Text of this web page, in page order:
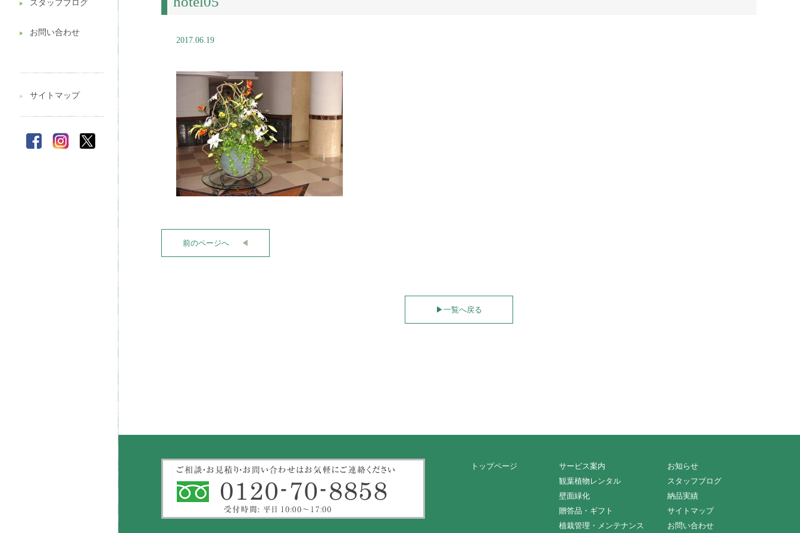
▶︎ スタッフブログ
▶︎ お問い合わせ
▶︎ サイトマップ
2017.06.19
前のページへ ◀︎
▶︎一覧へ戻る
トップページ
サービス案内
観葉植物レンタル
壁面緑化
贈答品・ギフト
植栽管理・メンテナンス
お知らせ
スタッフブログ
納品実績
サイトマップ
お問い合わせ